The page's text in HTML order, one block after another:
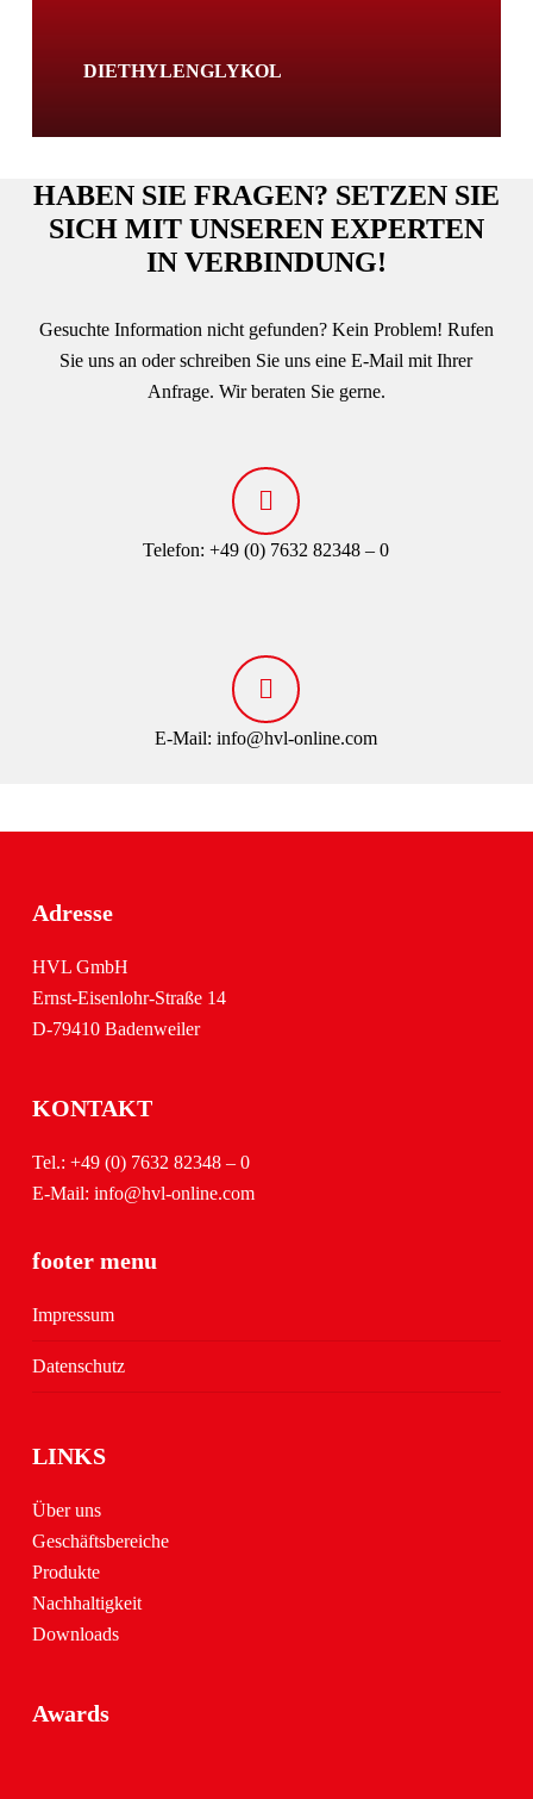
DIETHYLENGLYKOL
HABEN SIE FRAGEN? SETZEN SIE
SICH MIT UNSEREN EXPERTEN
IN VERBINDUNG!
Gesuchte Information nicht gefunden? Kein Problem! Rufen
Sie uns an oder schreiben Sie uns eine E-Mail mit Ihrer
Anfrage. Wir beraten Sie gerne.
Telefon:­+49 (0) 7632 82348 – 0
E-Mail:info@hvl-online.com
Adresse
HVL GmbH
Ernst-Eisenlohr-Straße 14
D-79410 Badenweiler
KONTAKT
Tel.: +49 (0) 7632 82348 – 0
E-Mail: info@hvl-online.com
footer menu
Impressum
Datenschutz
LINKS
Über uns
Geschäftsbereiche
Produkte
Nachhaltigkeit
Downloads
Awards